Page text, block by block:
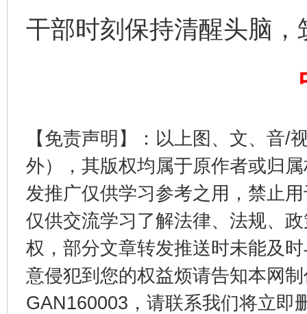
干部时刻保持清醒头脑
【免责声明】：以上图、文、音/
外），其版权均属于原作者或归
发推广仅供学习参考之用，禁止
仅供交流学习了解法律、法规、
权，部分文章转发推送时未能及
意侵犯到您的权益烦请告知本网
GAN160003，请联系我们将立即
网上购药对药下症？
这是一记警钟！ 谢